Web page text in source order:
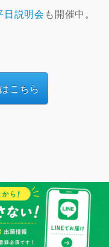
日説明会 も開催中。
こちら